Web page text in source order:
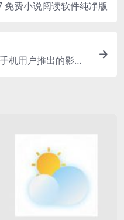
免费小说阅读软件纯净版
机用户推出的影视